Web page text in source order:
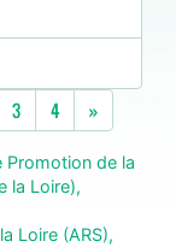
3 4 »Next
Promotion de la
la Loire),
Loire (ARS),